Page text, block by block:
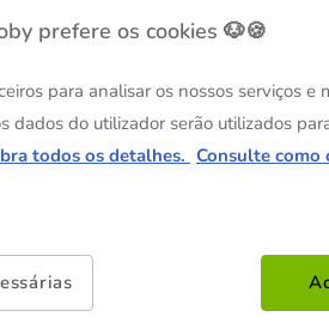
animais de estimação
x 23 x 32 cm Guia de
32 cm
2ª un.
promoção
prefere os cookies 🐶🍪
para analisar os nossos serviços e
dados do utilizador serão utilizados
todos os detalhes. Consulte como